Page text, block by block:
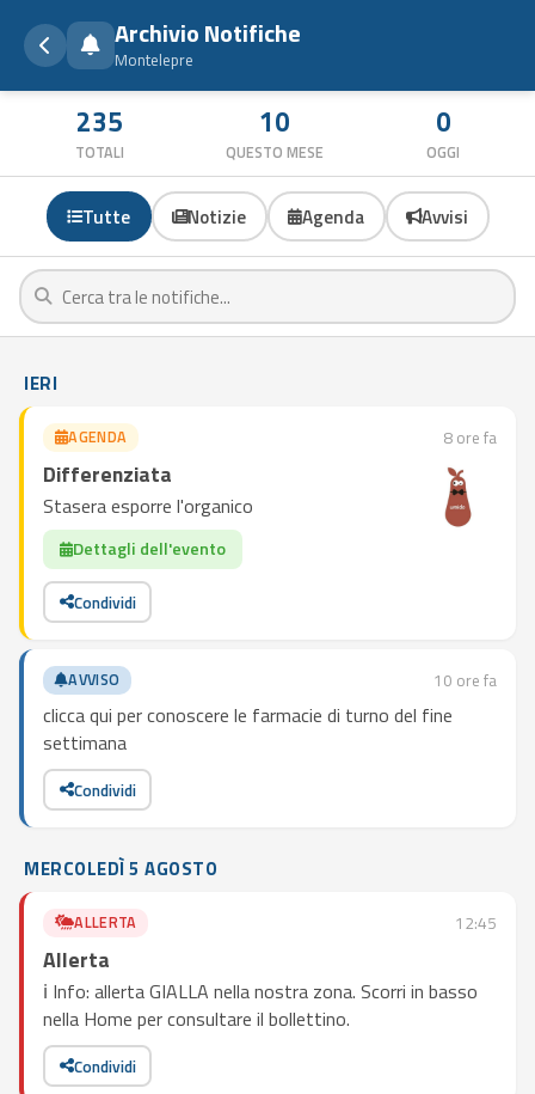
Archivio Notifiche
Montelepre
235
TOTALI
10
QUESTO MESE
0
OGGI
Tutte Notizie Agenda Avvisi
IERI
AGENDA 8 ore fa
Differenziata
Stasera esporre l'organico
Dettagli dell'evento
Condividi
AVVISO 10 ore fa
clicca qui per conoscere le farmacie di turno del fine
settimana
Condividi
MERCOLEDÌ 5 AGOSTO
ALLERTA 12:45
Allerta
ℹ️ Info: allerta GIALLA nella nostra zona. Scorri in basso
nella Home per consultare il bollettino.
Condividi